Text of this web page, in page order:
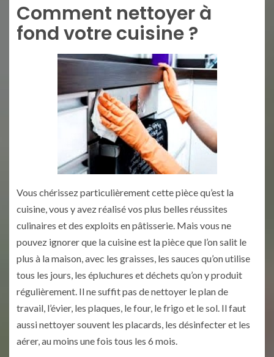
Comment nettoyer à
fond votre cuisine ?
Vous chérissez particulièrement cette pièce qu’est la
cuisine, vous y avez réalisé vos plus belles réussites
culinaires et des exploits en pâtisserie. Mais vous ne
pouvez ignorer que la cuisine est la pièce que l’on salit le
plus à la maison, avec les graisses, les sauces qu’on utilise
tous les jours, les épluchures et déchets qu’on y produit
régulièrement. Il ne suffit pas de nettoyer le plan de
travail, l’évier, les plaques, le four, le frigo et le sol. Il faut
aussi nettoyer souvent les placards, les désinfecter et les
aérer, au moins une fois tous les 6 mois.